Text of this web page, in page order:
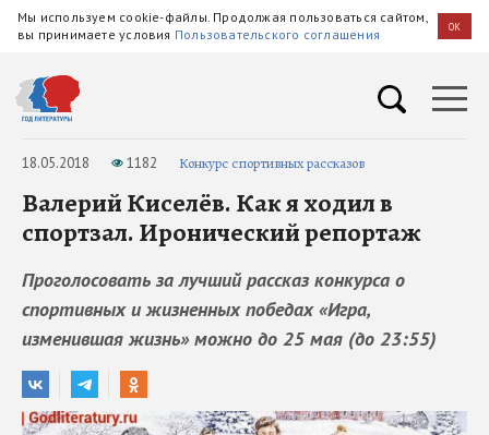
Мы используем cookie-файлы. Продолжая пользоваться сайтом,
вы принимаете условия Пользовательского соглашения OK
18.05.2018 1182 Конкурс спортивных рассказов
Валерий Киселёв. Как я ходил в
спортзал. Иронический репортаж
Проголосовать за лучший рассказ конкурса о
спортивных и жизненных победах «Игра,
изменившая жизнь» можно до 25 мая (до 23:55)